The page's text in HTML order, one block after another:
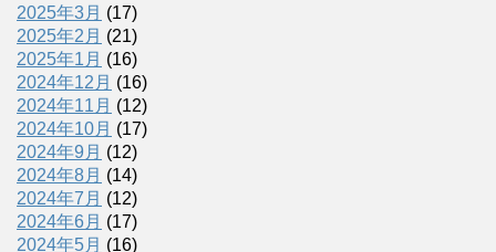
2025年3月 (17)
2025年2月 (21)
2025年1月 (16)
2024年12月 (16)
2024年11月 (12)
2024年10月 (17)
2024年9月 (12)
2024年8月 (14)
2024年7月 (12)
2024年6月 (17)
2024年5月 (16)